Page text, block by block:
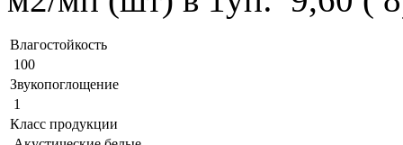
Влагостойкость
100
Звукопоглощение
1
Класс продукции